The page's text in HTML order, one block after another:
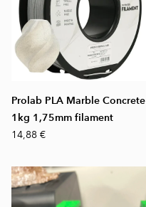
Prolab PLA Marble Concrete
1kg 1,75mm filament
14,88 €